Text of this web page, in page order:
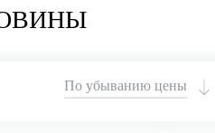
По убыванию цены